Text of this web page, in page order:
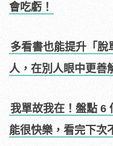
會吃虧！
多看書也能提升「脫
人，在別人眼中更善
我單故我在！盤點 6
能很快樂，看完下次